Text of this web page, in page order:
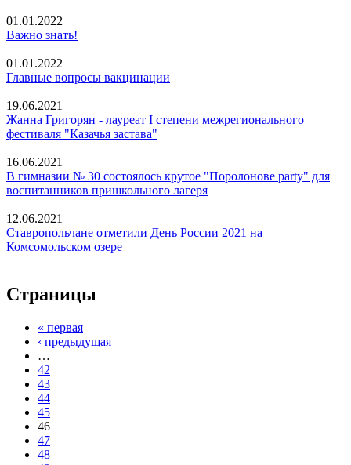
01.01.2022
Важно знать!
01.01.2022
Главные вопросы вакцинации
19.06.2021
Жанна Григорян - лауреат I степени межрегионального
фестиваля "Казачья застава"
16.06.2021
В гимназии № 30 состоялось крутое "Поролонове party" для
воспитанников пришкольного лагеря
12.06.2021
Ставропольчане отметили День России 2021 на
Комсомольском озере
Страницы
« первая
‹ предыдущая
…
42
43
44
45
46
47
48